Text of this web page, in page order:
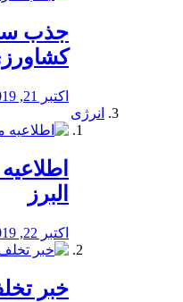
جذب
اکتبر 21, 2019
انرژی
البرز
اکتبر 22, 2019
خبر